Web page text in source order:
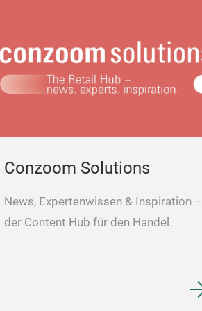
Conzoom Solutions
News, Expertenwissen & Inspiration –
der Content Hub für den Handel.